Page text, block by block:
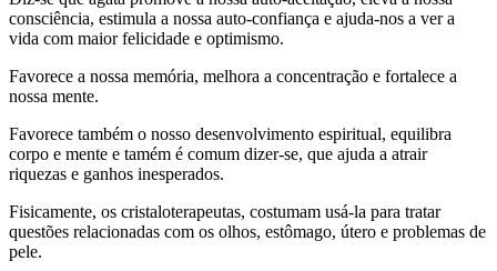
consciência, estimula a nossa auto-confiança e ajuda-nos a ver a
vida com maior felicidade e optimismo.
Favorece a nossa memória, melhora a concentração e fortalece a
nossa mente.
Favorece também o nosso desenvolvimento espiritual, equilibra
corpo e mente e tamém é comum dizer-se, que ajuda a atrair
riquezas e ganhos inesperados.
Fisicamente, os cristaloterapeutas, costumam usá-la para tratar
questões relacionadas com os olhos, estômago, útero e problemas de
pele.